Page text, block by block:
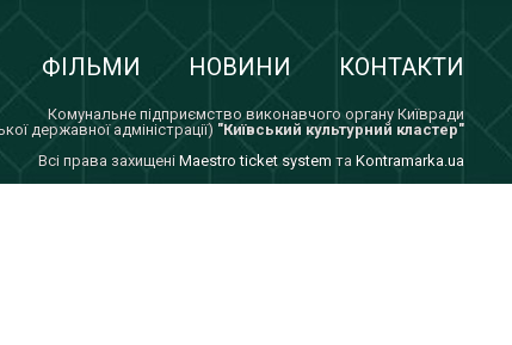
ФІЛЬМИ НОВИНИ КОНТАКТИ
Комунальне підприємство виконавчого органу Київради
державної адміністрації) "Київський культурний кластер"
Всi права захищенi Maestro ticket system та Kontramarka.ua